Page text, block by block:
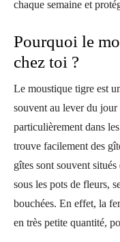
chaque semaine et
Pourquoi le
chez toi ?
Le moustique tigre est
souvent au lever du
particulièrement dans
trouve facilement des
gîtes sont souvent
sous les pots de fleurs,
bouchées. En effet, la
en très petite quantité,